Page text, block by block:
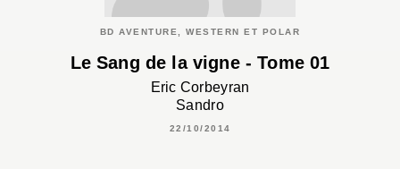
BD AVENTURE, WESTERN ET POLAR
Le Sang de la vigne - Tome 01
Eric Corbeyran
Sandro
22/10/2014